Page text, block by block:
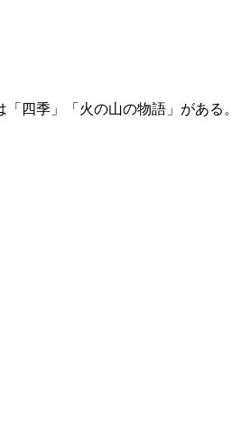
四季」「火の山の物語」がある。